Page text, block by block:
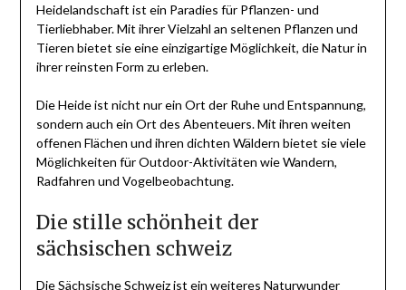
Heidelandschaft ist ein Paradies für Pflanzen- und
Tierliebhaber. Mit ihrer Vielzahl an seltenen Pflanzen und
Tieren bietet sie eine einzigartige Möglichkeit, die Natur in
ihrer reinsten Form zu erleben.
Die Heide ist nicht nur ein Ort der Ruhe und Entspannung,
sondern auch ein Ort des Abenteuers. Mit ihren weiten
offenen Flächen und ihren dichten Wäldern bietet sie viele
Möglichkeiten für Outdoor-Aktivitäten wie Wandern,
Radfahren und Vogelbeobachtung.
Die stille schönheit der
sächsischen schweiz
Die Sächsische Schweiz ist ein weiteres Naturwunder